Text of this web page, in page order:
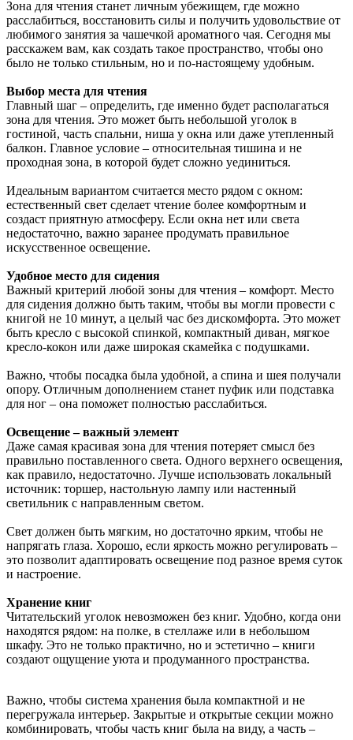
Зона для чтения станет личным убежищем, где можно
расслабиться, восстановить силы и получить удовольствие от
любимого занятия за чашечкой ароматного чая. Сегодня мы
расскажем вам, как создать такое пространство, чтобы оно
было не только стильным, но и по-настоящему удобным.
Выбор места для чтения
Главный шаг – определить, где именно будет располагаться
зона для чтения. Это может быть небольшой уголок в
гостиной, часть спальни, ниша у окна или даже утепленный
балкон. Главное условие – относительная тишина и не
проходная зона, в которой будет сложно уединиться.
Идеальным вариантом считается место рядом с окном:
естественный свет сделает чтение более комфортным и
создаст приятную атмосферу. Если окна нет или света
недостаточно, важно заранее продумать правильное
искусственное освещение.
Удобное место для сидения
Важный критерий любой зоны для чтения – комфорт. Место
для сидения должно быть таким, чтобы вы могли провести с
книгой не 10 минут, а целый час без дискомфорта. Это может
быть кресло с высокой спинкой, компактный диван, мягкое
кресло-кокон или даже широкая скамейка с подушками.
Важно, чтобы посадка была удобной, а спина и шея получали
опору. Отличным дополнением станет пуфик или подставка
для ног – она поможет полностью расслабиться.
Освещение – важный элемент
Даже самая красивая зона для чтения потеряет смысл без
правильно поставленного света. Одного верхнего освещения,
как правило, недостаточно. Лучше использовать локальный
источник: торшер, настольную лампу или настенный
светильник с направленным светом.
Свет должен быть мягким, но достаточно ярким, чтобы не
напрягать глаза. Хорошо, если яркость можно регулировать –
это позволит адаптировать освещение под разное время суток
и настроение.
Хранение книг
Читательский уголок невозможен без книг. Удобно, когда они
находятся рядом: на полке, в стеллаже или в небольшом
шкафу. Это не только практично, но и эстетично – книги
создают ощущение уюта и продуманного пространства.
Важно, чтобы система хранения была компактной и не
перегружала интерьер. Закрытые и открытые секции можно
комбинировать, чтобы часть книг была на виду, а часть –